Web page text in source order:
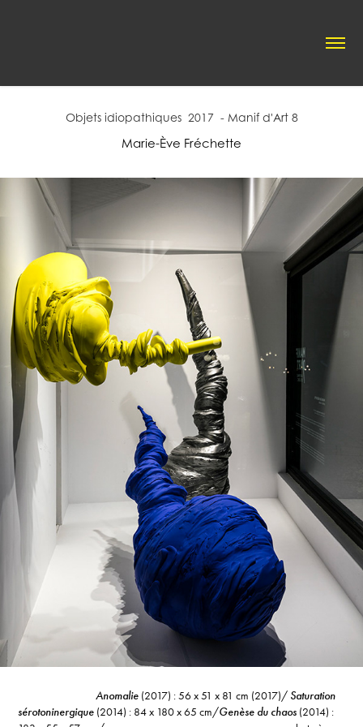
Objets idiopathiques  2017  - Manif d'Art 8
Marie-Ève Fréchette
Anomalie (2017) : 56 x 51 x 81 cm (2017)/ Saturation
sérotoninergique (2014) : 84 x 180 x 65 cm/Genèse du chaos (2014) :